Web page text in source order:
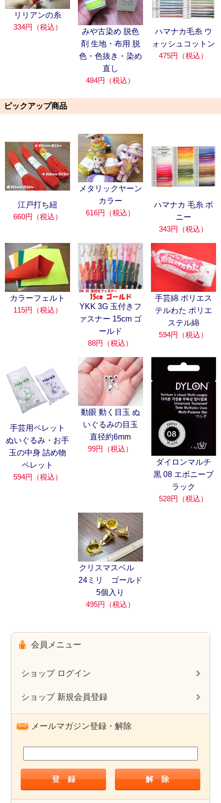
リリアンの糸
334円（税込）
みや古染め 脱色
剤 生地・布用 脱
色・色抜き・染め
直し
484円（税込）
ハマナカ毛糸 ウ
ォッシュコットン
475円（税込）
ピックアップ商品
江戸打ち紐
660円（税込）
メタリックヤーン
カラー
616円（税込）
ハマナカ 毛糸 ボ
ニー
343円（税込）
カラーフェルト
115円（税込）
YKK 3G 玉付きフ
ァスナー 15cm ゴ
ールド
88円（税込）
手芸綿 ポリエス
テルわた ポリエ
ステル綿
594円（税込）
手芸用ペレット
ぬいぐるみ・お手
玉の中身 詰め物
ペレット
594円（税込）
動眼 動く目玉 ぬ
いぐるみの目玉
直径約6mm
99円（税込）
ダイロンマルチ
黒 08 エボニーブ
ラック
528円（税込）
クリスマスベル
24ミリ ゴールド
5個入り
495円（税込）
会員メニュー
ショップ ログイン
ショップ 新規会員登録
メールマガジン登録・解除